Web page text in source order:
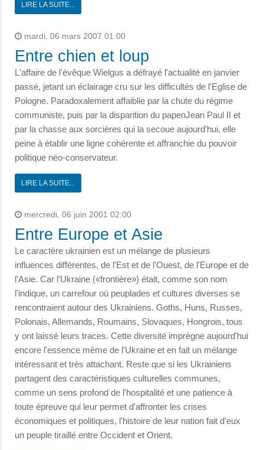
LIRE LA SUITE...
mardi, 06 mars 2007 01:00
Entre chien et loup
L'affaire de l'évêque Wielgus a défrayé l'actualité en janvier
passé, jetant un éclairage cru sur les difficultés de l'Eglise de
Pologne. Paradoxalement affaiblie par la chute du régime
communiste, puis par la disparition du papenJean Paul II et
par la chasse aux sorcières qui la secoue aujourd'hui, elle
peine à établir une ligne cohérente et affranchie du pouvoir
politique néo-conservateur.
LIRE LA SUITE...
mercredi, 06 juin 2001 02:00
Entre Europe et Asie
Le caractère ukrainien est un mélange de plusieurs
influences différentes, de l'Est et de l'Ouest, de l'Europe et de
l'Asie. Car l'Ukraine («frontière») était, comme son nom
l'indique, un carrefour où peuplades et cultures diverses se
rencontraient autour des Ukrainiens. Goths, Huns, Russes,
Polonais, Allemands, Roumains, Slovaques, Hongrois, tous
y ont laissé leurs traces. Cette diversité imprègne aujourd'hui
encore l'essence même de l'Ukraine et en fait un mélange
intéressant et très attachant. Reste que si les Ukrainiens
partagent des caractéristiques culturelles communes,
comme un sens profond de l'hospitalité et une patience à
toute épreuve qui leur permet d'affronter les crises
économiques et politiques, l'histoire de leur nation fait d'eux
un peuple tiraillé entre Occident et Orient.